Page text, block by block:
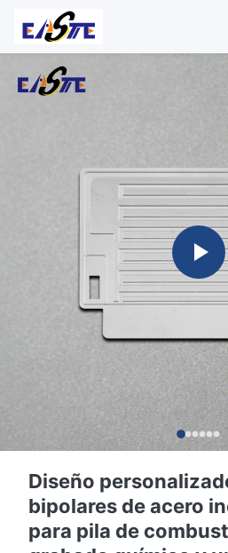
Diseño
bipolares de acero
para pila de